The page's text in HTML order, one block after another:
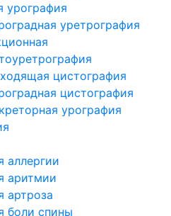
урография
уретрография
цистография
цистография
урография
аллергии
аритмии
артроза
боли спины